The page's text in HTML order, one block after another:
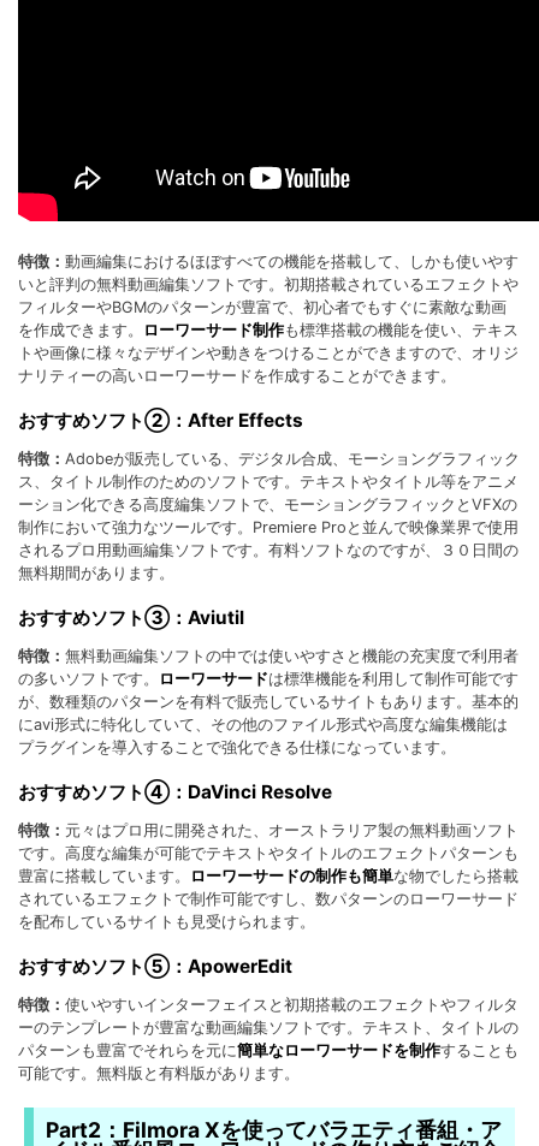
特徴： 動画編集におけるほぼすべての機能を搭載して、しかも使いやす
いと評判の無料動画編集ソフトです。初期搭載されているエフェクトや
フィルターやBGMのパターンが豊富で、初心者でもすぐに素敵な動画
を作成できます。
ローワーサード制作も標準搭載の機能を使い、テキス
トや画像に様々なデザインや動きをつけることができますので、オリジ
ナリティーの高いローワーサードを作成することができます。
おすすめソフト②：After Effects
特徴： Adobeが販売している、デジタル合成、モーショングラフィック
ス、タイトル制作のためのソフトです。テキストやタイトル等をアニメ
ーション化できる高度編集ソフトで、モーショングラフィックとVFXの
制作において強力なツールです。Premiere Proと並んで映像業界で使用
されるプロ用動画編集ソフトです。有料ソフトなのですが、３０日間の
無料期間があります。
おすすめソフト③：Aviutil
特徴： 無料動画編集ソフトの中では使いやすさと機能の充実度で利用者
の多いソフトです。
ローワーサードは標準機能を利用して制作可能です
が、数種類のパターンを有料で販売しているサイトもあります。基本的
にavi形式に特化していて、その他のファイル形式や高度な編集機能は
プラグインを導入することで強化できる仕様になっています。
おすすめソフト④：DaVinci Resolve
特徴： 元々はプロ用に開発された、オーストラリア製の無料動画ソフト
です。高度な編集が可能でテキストやタイトルのエフェクトパターンも
豊富に搭載しています。
ローワーサードの制作も簡単な物でしたら搭載
されているエフェクトで制作可能ですし、数パターンのローワーサード
を配布しているサイトも見受けられます。
おすすめソフト⑤：ApowerEdit
特徴： 使いやすいインターフェイスと初期搭載のエフェクトやフィルタ
ーのテンプレートが豊富な動画編集ソフトです。テキスト、タイトルの
パターンも豊富でそれらを元に簡単なローワーサードを制作することも
可能です。無料版と有料版があります。
Part2：Filmora Xを使ってバラエティ番組・ア